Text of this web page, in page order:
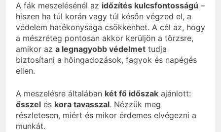
A fák meszelésénél az időzítés kulcsfontosságú –
hiszen ha túl korán vagy túl későn végzed el, a
védelem hatékonysága csökkenhet. A cél az, hogy
a mészréteg pontosan akkor kerüljön a törzsre,
amikor az a legnagyobb védelmet tudja
biztosítani a hőingadozások, fagyok és napégés
ellen.
A meszelésre általában két fő időszak ajánlott:
ősszel és kora tavasszal. Nézzük meg
részletesen, miért és mikor érdemes elvégezni a
munkát.